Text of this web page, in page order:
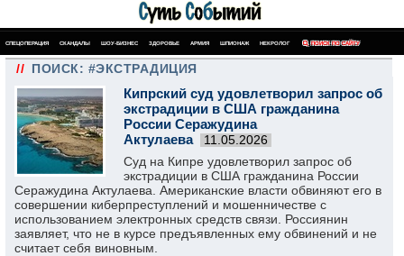
СПЕЦОПЕРАЦИЯ СКАНДАЛЫ ШОУ-БИЗНЕС ЗДОРОВЬЕ АРМИЯ ШПИОНАЖ НЕКРОЛОГ ПОИСК ПО САЙТУ
// ПОИСК: #ЭКСТРАДИЦИЯ
Кипрский суд удовлетворил запрос об
экстрадиции в США гражданина
России Серажудина
Актулаева
11.05.2026
Суд на Кипре удовлетворил запрос об
экстрадиции в США гражданина России
Серажудина Актулаева. Американские власти обвиняют его в
совершении киберпреступлений и мошенничестве с
использованием электронных средств связи. Россиянин
заявляет, что не в курсе предъявленных ему обвинений и не
считает себя виновным.